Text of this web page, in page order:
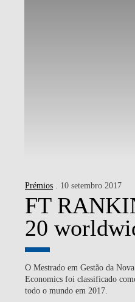
Prémios . 10 setembro 2017
FT
20
O Mestrado em Gestão da
Economics foi classificado
todo o mundo em 2017.